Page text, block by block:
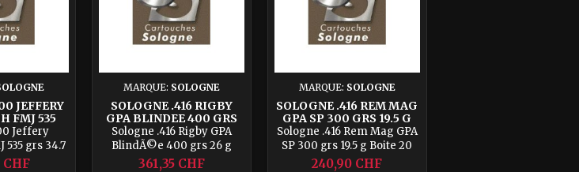
JEFFERY
FMJ 535
20 CPS
Jeffery
535 grs 34.7
cps
CHF
MARQUE: SOLOGNE
SOLOGNE .416 RIGBY
GPA BLINDEE 400 GRS
26 G - BOITE 20 CPS
Sologne .416 Rigby GPA
BlindÃ©e 400 grs 26 g
Boite 20 cps
361,35 CHF
MARQUE: SOLOGNE
SOLOGNE .416 REM MAG
GPA SP 300 GRS 19.5 G
BOITE 20 CPS
Sologne .416 Rem Mag GPA
SP 300 grs 19.5 g Boite 20
cps
240,90 CHF